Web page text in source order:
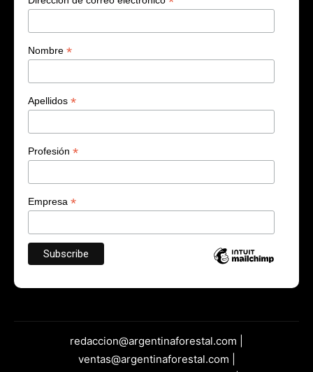
Nombre *
Apellidos *
Profesión *
Empresa *
redaccion@argentinaforestal.com |
ventas@argentinaforestal.com |